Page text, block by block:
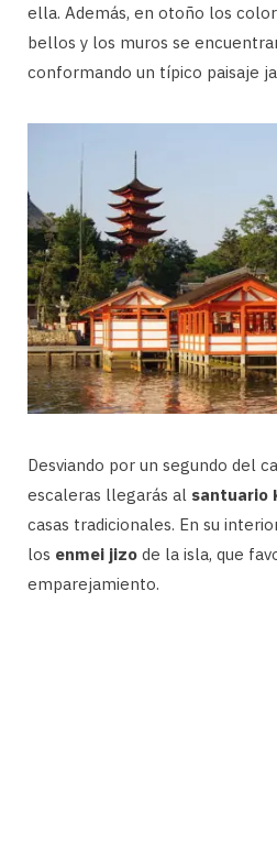
ella. Además, en otoño los
bellos y los muros se
conformando un típico paisaje
Desviando por un segundo del
escaleras llegarás al santuario
casas tradicionales. En su
los enmei jizo de la isla, que
emparejamiento.